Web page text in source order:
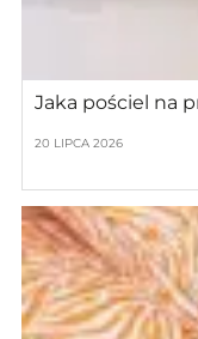
Jaka pościel na
20 LIPCA 2026